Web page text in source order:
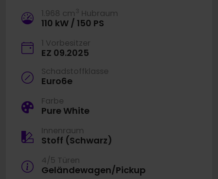
1.968 cm 3 Hubraum
110 kW / 150 PS
1 Vorbesitzer
EZ 09.2025
Schadstoffklasse
Euro6e
Farbe
Pure White
Innenraum
Stoff (Schwarz)
4/5 Türen
Geländewagen/Pickup